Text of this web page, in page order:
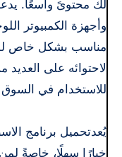
وأجهزة الكمبيوتر
مناسب بشكل خاص
لاحتوائه على العديد
للاستخدام في السوق
خيارًا سهلًا، خاصةً